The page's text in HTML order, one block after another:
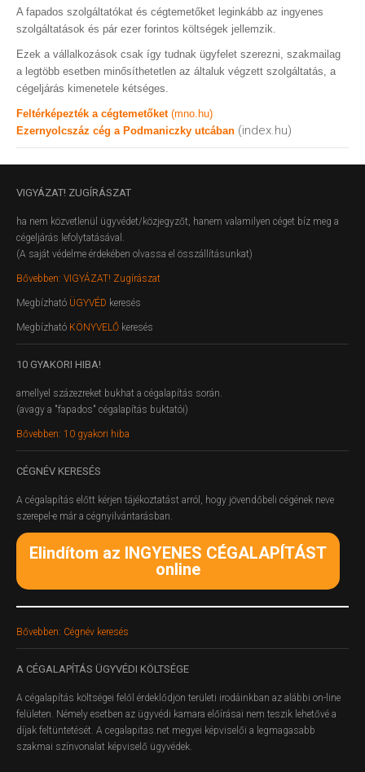
A fapados szolgáltatókat és cégtemetőket leginkább az ingyenes
szolgáltatások és pár ezer forintos költségek jellemzik.
Ezek a vállalkozások csak így tudnak ügyfelet szerezni, szakmailag
a legtöbb esetben minősíthetetlen az általuk végzett szolgáltatás, a
cégeljárás kimenetele kétséges.
Feltérképezték a cégtemetőket (mno.hu)
Ezernyolcszáz cég a Podmaniczky utcában (index.hu)
VIGYÁZAT! ZUGÍRÁSZAT
ha nem közvetlenül ügyvédet/közjegyzőt, hanem valamilyen céget bíz meg a
cégeljárás lefolytatásával.
(A saját védelme érdekében olvassa el összállításunkat)
Bővebben: VIGYÁZAT! Zugírászat
Megbízható ÜGYVÉD keresés
Megbízható KÖNYVELŐ keresés
10 GYAKORI HIBA!
amellyel százezreket bukhat a cégalapítás során.
(avagy a "fapados" cégalapítás buktatói)
Bővebben: 10 gyakori hiba
CÉGNÉV KERESÉS
A cégalapítás előtt kérjen tájékoztatást arról, hogy jövendőbeli cégének neve
szerepel-e már a cégnyilvántarásban.
Elindítom az INGYENES CÉGALAPÍTÁST
online
Bővebben: Cégnév keresés
A CÉGALAPÍTÁS ÜGYVÉDI KÖLTSÉGE
A cégalapítás költségei felől érdeklődjön területi irodáinkban az alábbi on-line
felületen. Némely esetben az ügyvédi kamara előírásai nem teszik lehetővé a
díjak feltüntetését. A cegalapitas.net megyei képviselői a legmagasabb
szakmai színvonalat képviselő ügyvédek.